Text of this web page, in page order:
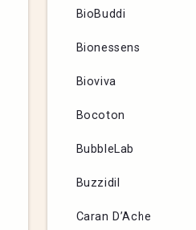
BioBuddi
Bionessens
Bioviva
Bocoton
BubbleLab
Buzzidil
Caran D’Ache